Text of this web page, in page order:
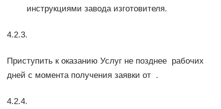
инструкциями завода изготовителя.
4.2.3.
Приступить к оказанию Услуг не позднее рабочих
дней с момента получения заявки от .
4.2.4.